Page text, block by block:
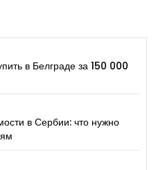
в Белграде за 150 000
в Сербии: что нужно